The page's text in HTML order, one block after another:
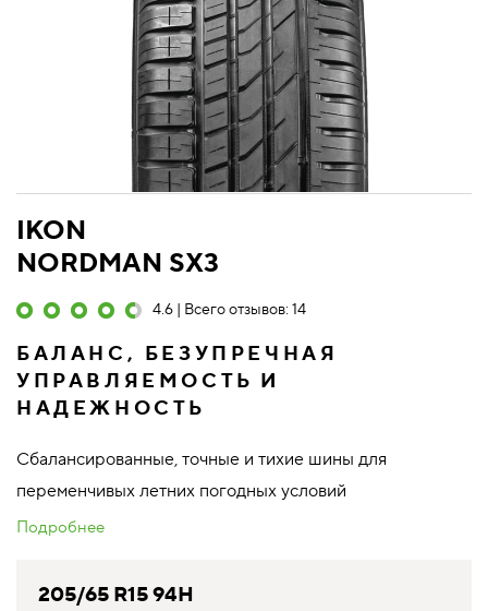
IKON
NORDMAN SX3
4.6 | Всего отзывов: 14
БАЛАНС, БЕЗУПРЕЧНАЯ
УПРАВЛЯЕМОСТЬ И
НАДЕЖНОСТЬ
Сбалансированные, точные и тихие шины для
переменчивых летних погодных условий
Подробнее
205/65 R15 94H